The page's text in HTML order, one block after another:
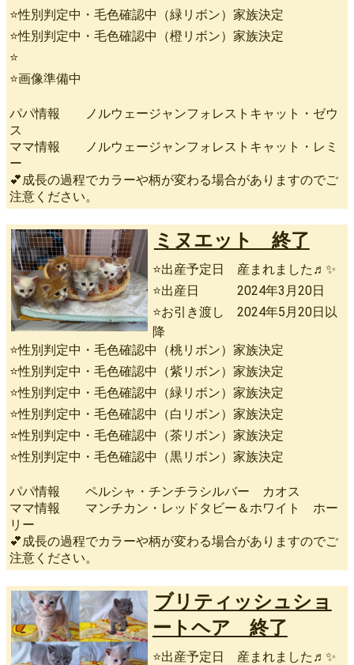
⭐性別判定中・毛色確認中（緑リボン）家族決定
⭐性別判定中・毛色確認中（橙リボン）家族決定
⭐
⭐画像準備中
パパ情報 ノルウェージャンフォレストキャット・ゼウ
ス
ママ情報 ノルウェージャンフォレストキャット・レミ
ー
💕成長の過程でカラーや柄が変わる場合がありますのでご
注意ください。
ミヌエット 終了
⭐出産予定日 産まれました♬✨
⭐出産日 2024年3月20日
⭐お引き渡し 2024年5月20日以
降
⭐性別判定中・毛色確認中（桃リボン）家族決定
⭐性別判定中・毛色確認中（紫リボン）家族決定
⭐性別判定中・毛色確認中（緑リボン）家族決定
⭐性別判定中・毛色確認中（白リボン）家族決定
⭐性別判定中・毛色確認中（茶リボン）家族決定
⭐性別判定中・毛色確認中（黒リボン）家族決定
パパ情報 ペルシャ・チンチラシルバー カオス
ママ情報 マンチカン・レッドタビー＆ホワイト ホー
リー
💕成長の過程でカラーや柄が変わる場合がありますのでご
注意ください。
ブリティッシュショ
ートヘア 終了
⭐出産予定日 産まれました♬✨